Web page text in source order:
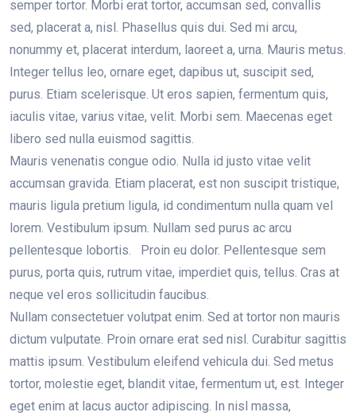
semper tortor. Morbi erat tortor, accumsan sed, convallis
sed, placerat a, nisl. Phasellus quis dui. Sed mi arcu,
nonummy et, placerat interdum, laoreet a, urna. Mauris metus.
Integer tellus leo, ornare eget, dapibus ut, suscipit sed,
purus. Etiam scelerisque. Ut eros sapien, fermentum quis,
iaculis vitae, varius vitae, velit. Morbi sem. Maecenas eget
libero sed nulla euismod sagittis.
Mauris venenatis congue odio. Nulla id justo vitae velit
accumsan gravida. Etiam placerat, est non suscipit tristique,
mauris ligula pretium ligula, id condimentum nulla quam vel
lorem. Vestibulum ipsum. Nullam sed purus ac arcu
pellentesque lobortis. Proin eu dolor. Pellentesque sem
purus, porta quis, rutrum vitae, imperdiet quis, tellus. Cras at
neque vel eros sollicitudin faucibus.
Nullam consectetuer volutpat enim. Sed at tortor non mauris
dictum vulputate. Proin ornare erat sed nisl. Curabitur sagittis
mattis ipsum. Vestibulum eleifend vehicula dui. Sed metus
tortor, molestie eget, blandit vitae, fermentum ut, est. Integer
eget enim at lacus auctor adipiscing. In nisl massa,